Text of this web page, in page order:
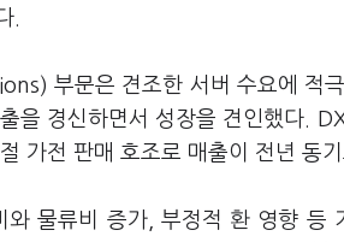
.
부문은 견조한 서버 수요에 적
을 경신하면서 성장을 견인했다.
가전 판매 호조로 매출이 전년 동
와 물류비 증가, 부정적 환 영향 등